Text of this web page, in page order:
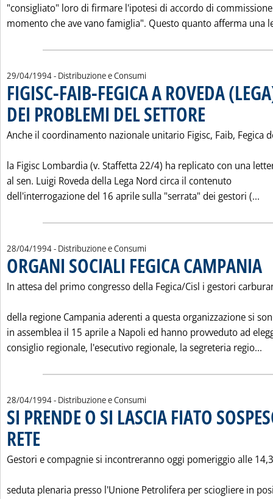
"consigliato" loro di firmare l'ipotesi di accordo di
momento che ave vano famiglia". Questo quanto afferma una
29/04/1994- Distribuzione e Consumi
FIGISC-FAIB-FEGICA A ROVEDA
DEI PROBLEMI DEL SETTORE
Anche il coordinamento nazionale unitario Figisc, Faib, Fegica
la Figisc Lombardia (v. Staffetta 22/4) ha replicato con una
al sen. Luigi Roveda della Lega Nord circa il contenuto
dell'interrogazione del 16 aprile sulla "serrata" dei gestori (...
28/04/1994- Distribuzione e Consumi
ORGANI SOCIALI FEGICA CAMPANIA
In attesa del primo congresso della Fegica/Cisl i gestori
della regione Campania aderenti a questa organizzazione si
in assemblea il 15 aprile a Napoli ed hanno provveduto ad
consiglio regionale, l'esecutivo regionale, la segreteria regio...
28/04/1994- Distribuzione e Consumi
SI PRENDE O SI LASCIA FIATO
RETE
Gestori e compagnie si incontreranno oggi pomeriggio alle
seduta plenaria presso l'Unione Petrolifera per sciogliere in